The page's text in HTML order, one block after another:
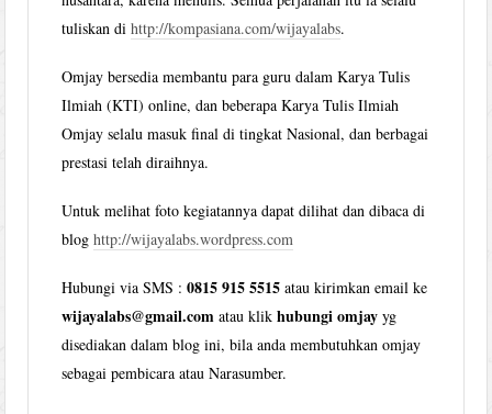
tuliskan dihttp://kompasiana.com/wijayalabs.
Omjay bersedia membantu para guru dalam Karya Tulis
Ilmiah (KTI) online, dan beberapa Karya Tulis Ilmiah
Omjay selalu masuk final di tingkat Nasional, dan berbagai
prestasi telah diraihnya.
Untuk melihat foto kegiatannya dapat dilihat dan dibaca di
bloghttp://wijayalabs.wordpress.com
Hubungi via SMS :0815 915 5515 atau kirimkan email ke
wijayalabs@gmail.com atau klikhubungi omjay yg
disediakan dalam blog ini, bila anda membutuhkan omjay
sebagai pembicara atau Narasumber.